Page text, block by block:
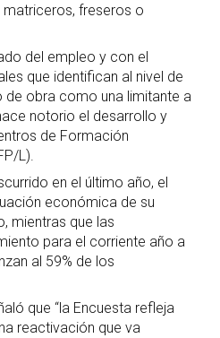
freseros o
del empleo y con el
que identifican al nivel de
obra como una limitante a
notorio el desarrollo y
de Formación
L).
en el último año, el
económica de su
mientras que las
para el corriente año a
al 59% de los
que “la Encuesta refleja
reactivación que va